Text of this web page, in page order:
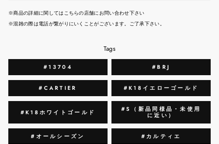
※商品の詳細に関してはこちらの店舗にお問い合わせ下さい
※混雑の際は電話が繋がりにいくことがございます。ご了承下さい。
Tags
#13704 #BRJ
#CARTIER #K18イエローゴールド
#K18ホワイトゴールド
#S（新品同様品・未使用
に近い）
#オールシーズン #カルティエ